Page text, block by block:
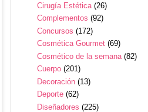
Cirugía Estética (26)
Complementos (92)
Concursos (172)
Cosmética Gourmet (69)
Cosmético de la semana (82)
Cuerpo (201)
Decoración (13)
Deporte (62)
Diseñadores (225)